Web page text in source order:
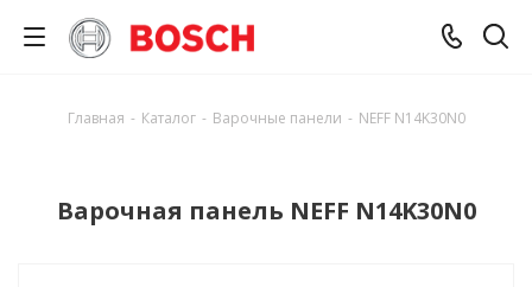
Главная - Каталог - Варочные панели - NEFF N14K30N0
Варочная панель NEFF N14K30N0